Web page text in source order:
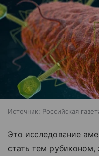
Источник: Российская
Это исследование
стать тем